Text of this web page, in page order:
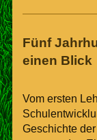
Fünf
einen Blick
Vom ersten
Geschichte